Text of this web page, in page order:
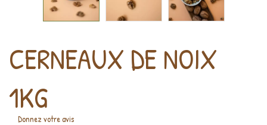
CERNEAUX DE NOIX
1KG
Donnez votre avis